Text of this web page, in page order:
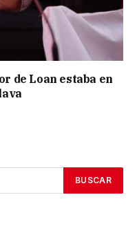
de Loan estaba en